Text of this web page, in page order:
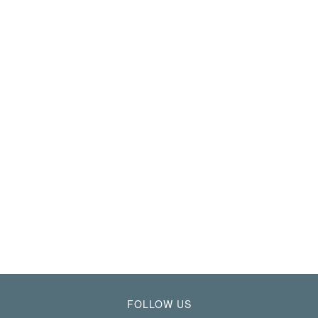
FOLLOW US